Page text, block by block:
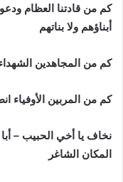
كم من قادتنا العظام
أبناؤهم ولا بناتهم
كم من المجاهدين
كم من المربين الأوفياء
نخاف يا أخي الحبيب –
المكان الشاغر